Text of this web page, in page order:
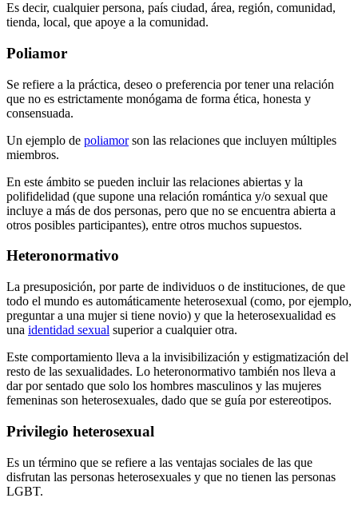
Es decir, cualquier persona, país ciudad, área, región, comunidad,
tienda, local, que apoye a la comunidad.
Poliamor
Se refiere a la práctica, deseo o preferencia por tener una relación
que no es estrictamente monógama de forma ética, honesta y
consensuada.
Un ejemplo de poliamorson las relaciones que incluyen múltiples
miembros.
En este ámbito se pueden incluir las relaciones abiertas y la
polifidelidad (que supone una relación romántica y/o sexual que
incluye a más de dos personas, pero que no se encuentra abierta a
otros posibles participantes), entre otros muchos supuestos.
Heteronormativo
La presuposición, por parte de individuos o de instituciones, de que
todo el mundo es automáticamente heterosexual (como, por ejemplo,
preguntar a una mujer si tiene novio) y que la heterosexualidad es
una identidad sexual superior a cualquier otra.
Este comportamiento lleva a la invisibilización y estigmatización del
resto de las sexualidades. Lo heteronormativo también nos lleva a
dar por sentado que solo los hombres masculinos y las mujeres
femeninas son heterosexuales, dado que se guía por estereotipos.
Privilegio heterosexual
Es un término que se refiere a las ventajas sociales de las que
disfrutan las personas heterosexuales y que no tienen las personas
LGBT.